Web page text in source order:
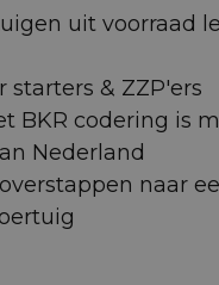
uit voorraad
starters & ZZP'ers
BKR codering is
Nederland
naar